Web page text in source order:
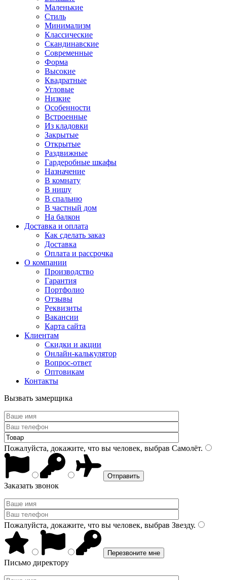
Маленькие
Стиль
Минимализм
Классические
Скандинавские
Современные
Форма
Высокие
Квадратные
Угловые
Низкие
Особенности
Встроенные
Из кладовки
Закрытые
Открытые
Раздвижные
Гардеробные шкафы
Назначение
В комнату
В нишу
В спальню
В частный дом
На балкон
Доставка и оплата
Как сделать заказ
Доставка
Оплата и рассрочка
О компании
Производство
Гарантия
Портфолио
Отзывы
Реквизиты
Вакансии
Карта сайта
Клиентам
Скидки и акции
Онлайн-калькулятор
Вопрос-ответ
Оптовикам
Контакты
Вызвать замерщика
Пожалуйста, докажите, что вы человек, выбрав Самолёт.
Заказать звонок
Пожалуйста, докажите, что вы человек, выбрав Звезду.
Письмо директору